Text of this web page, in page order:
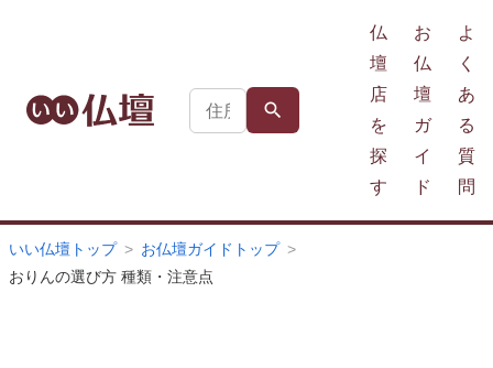
仏
壇
店
を
探
す
お
仏
壇
ガ
イ
ド
よ
く
あ
る
質
問
いい仏壇トップ
お仏壇ガイドトップ
おりんの選び方 種類・注意点